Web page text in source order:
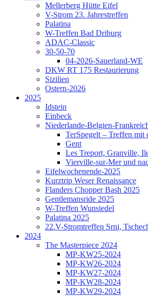
Mellerberg Hütte Eifel
V-Strom 23. Jahrestreffen
Palatina
W-Treffen Bad Driburg
ADAC-Classic
30-50-70
04-2026-Sauerland-WE
DKW RT 175 Restaurierung
Sizilien
Ostern-2026
2025
Idstein
Einbeck
Niederlande-Belgien-
TerSpegelt – Treffen mit
Gent
Les Treport, Granville,
Vierville-sur-Mer und
Eifelwochenende-2025
Kurztrip Weser Renaissance
Flanders Chopper Bash 2025
Gentlemansride 2025
W-Treffen Wunsiedel
Palatina 2025
22.V-Stromtreffen Srni,
2024
The Masterpiece 2024
MP-KW25-2024
MP-KW26-2024
MP-KW27-2024
MP-KW28-2024
MP-KW29-2024